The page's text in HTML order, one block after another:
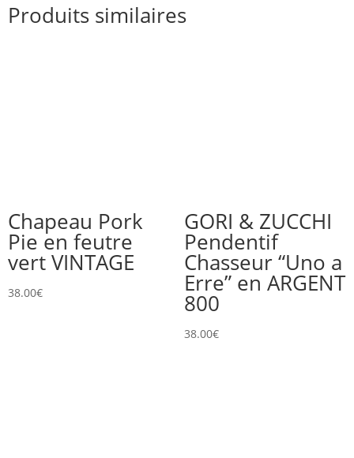
Produits similaires
Chapeau Pork
Pie en feutre
vert VINTAGE
38.00€
GORI & ZUCCHI
Pendentif
Chasseur “Uno a
Erre” en ARGENT
800
38.00€